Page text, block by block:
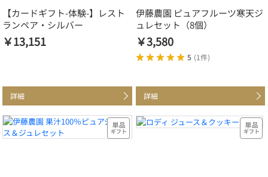
【カードギフト-体験-】レスト
ランペア・シルバー
￥13,151
詳細
伊藤農園 ピュアフルーツ寒天ジ
ュレセット（8個）
￥3,580
5 (1件)
詳細